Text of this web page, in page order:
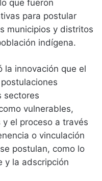
que fueron
para postular
municipios y distritos
indígena.
la innovación que el
sectores
vulnerables,
el proceso a través
o vinculación
postulan, como lo
y la adscripción